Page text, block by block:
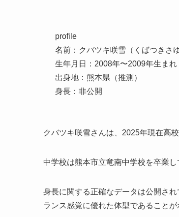
profile
名前： クバツキ咲雪（くばつきさ
生年月日：2008年〜2009年生まれ
出身地：熊本県（推測）
身長：非公開
クバツキ咲雪さんは、 2025年現在高
中学校は熊本市立竜南中学校を卒業
身長に関する正確なデータは公開さ
ランス感覚に優れた体型であることが